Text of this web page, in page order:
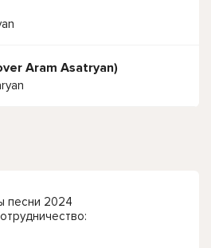
Aram Asatryan)
песни 2024